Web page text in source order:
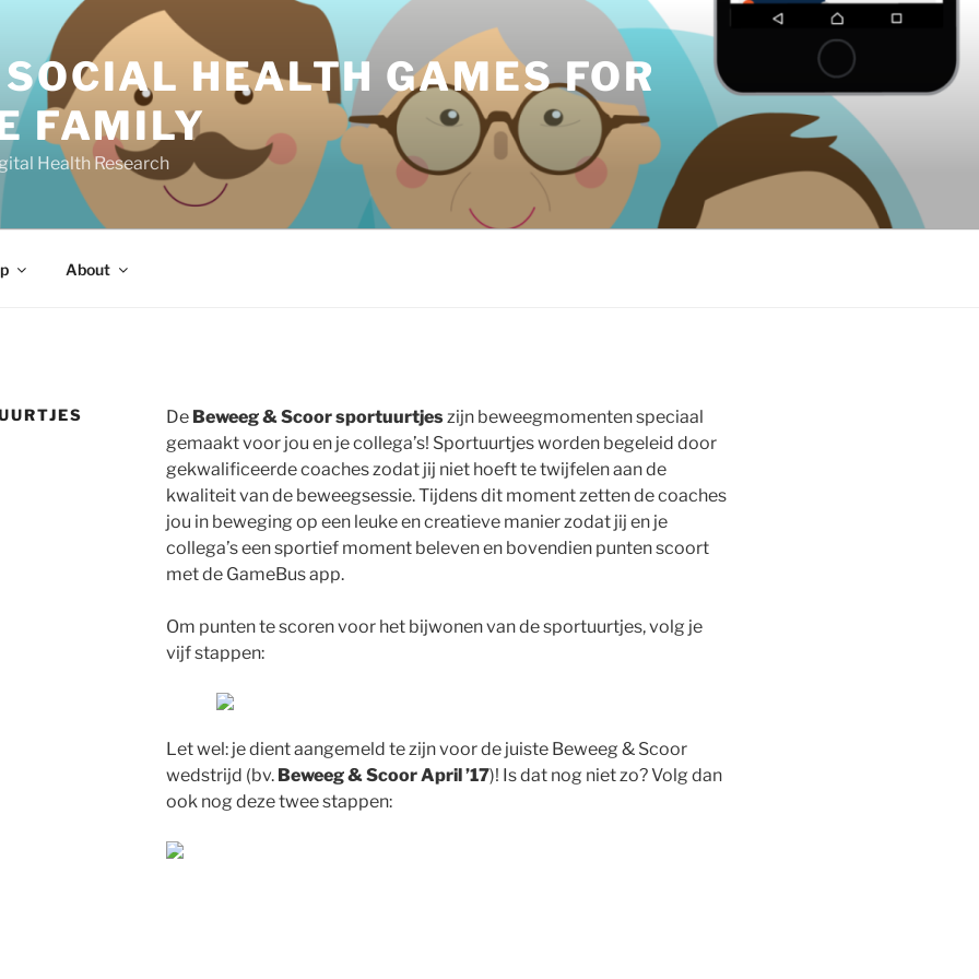
HEALTH GAMES FOR
FAMILY
Health Research
About
De Beweeg & Scoor sportuurtjeszijn beweegmomenten speciaal
gemaakt voor jou en je collega’s! Sportuurtjes worden begeleid door
gekwalificeerde coaches zodat jij niet hoeft te twijfelen aan de
kwaliteit van de beweegsessie. Tijdens dit moment zetten de coaches
jou in beweging op een leuke en creatieve manier zodat jij en je
collega’s een sportief moment beleven en bovendien punten scoort
met de GameBus app.
Om punten te scoren voor het bijwonen van de sportuurtjes, volg je
vijf stappen:
Let wel: je dient aangemeld te zijn voor de juiste Beweeg & Scoor
wedstrijd (bv. Beweeg & Scoor April ’17)! Is dat nog niet zo? Volg dan
ook nog deze twee stappen: